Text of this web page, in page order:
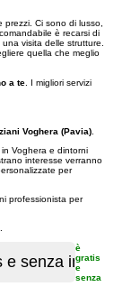
Ci sono di lusso,
è recarsi di
visita delle strutture.
quella che meglio
a te . I migliori servizi
Voghera (Pavia)
Voghera e dintorni
interesse verranno
per
professionista per
è
gratis
e
senza